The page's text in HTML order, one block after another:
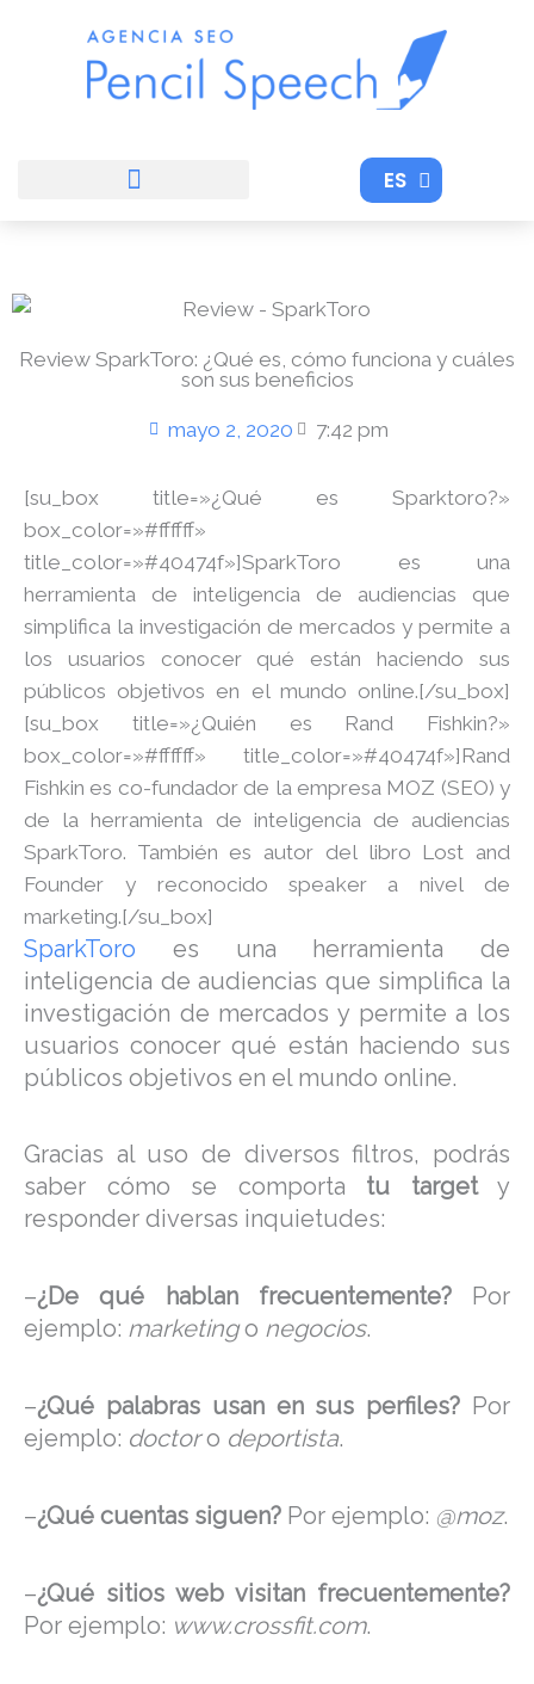
contenido
ES
EN
Review SparkToro: ¿Qué es, cómo funciona y cuáles
son sus beneficios
mayo 2, 2020 7:42 pm
[su_box title=»¿Qué es Sparktoro?»
box_color=»#ffffff»
title_color=»#40474f»]SparkToro es una
herramienta de inteligencia de audiencias que
simplifica la investigación de mercados y permite a
los usuarios conocer qué están haciendo sus
públicos objetivos en el mundo online.[/su_box]
[su_box title=»¿Quién es Rand Fishkin?»
box_color=»#ffffff» title_color=»#40474f»]Rand
Fishkin es co-fundador de la empresa MOZ (SEO) y
de la herramienta de inteligencia de audiencias
SparkToro. También es autor del libro Lost and
Founder y reconocido speaker a nivel de
marketing.[/su_box]
SparkToro es una herramienta de
inteligencia de audiencias que simplifica la
investigación de mercados y permite a los
usuarios conocer qué están haciendo sus
públicos objetivos en el mundo online.
Gracias al uso de diversos filtros, podrás
saber cómo se comporta tu targety
responder diversas inquietudes:
–¿De qué hablan frecuentemente?Por
ejemplo: marketingo negocios.
–¿Qué palabras usan en sus perfiles? Por
ejemplo: doctoro deportista.
–¿Qué cuentas siguen? Por ejemplo: @moz.
–¿Qué sitios web visitan frecuentemente?
Por ejemplo: www.crossfit.com.